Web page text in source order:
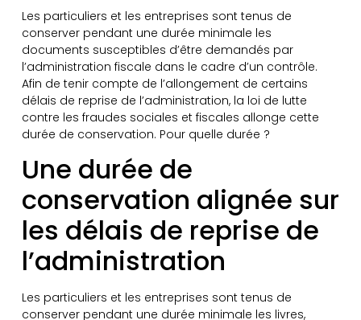
Les particuliers et les entreprises sont tenus de
conserver pendant une durée minimale les
documents susceptibles d’être demandés par
l’administration fiscale dans le cadre d’un contrôle.
Afin de tenir compte de l’allongement de certains
délais de reprise de l’administration, la loi de lutte
contre les fraudes sociales et fiscales allonge cette
durée de conservation. Pour quelle durée ?
Une durée de
conservation alignée sur
les délais de reprise de
l’administration
Les particuliers et les entreprises sont tenus de
conserver pendant une durée minimale les livres,